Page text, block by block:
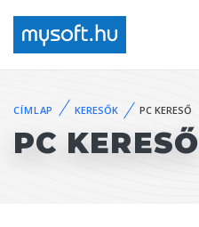
CÍMLAP KERESŐK PC KERESŐ
PC KERESŐ